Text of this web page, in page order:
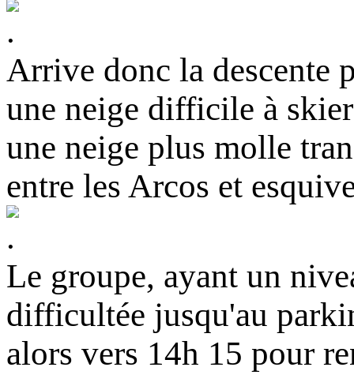
Arrive donc la descente
une neige difficile à
une neige plus molle
entre les Arcos et
Le groupe, ayant un
difficultée jusqu'au
alors vers 14h 15 pour